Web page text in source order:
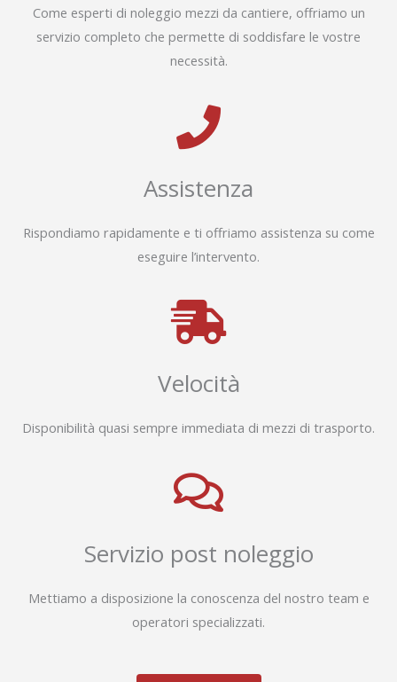
Come esperti di noleggio mezzi da cantiere, offriamo un
servizio completo che permette di soddisfare le vostre
necessità.
Assistenza
Rispondiamo rapidamente e ti offriamo assistenza su come
eseguire l’intervento.
Velocità
Disponibilità quasi sempre immediata di mezzi di trasporto.
Servizio post noleggio
Mettiamo a disposizione la conoscenza del nostro team e
operatori specializzati.